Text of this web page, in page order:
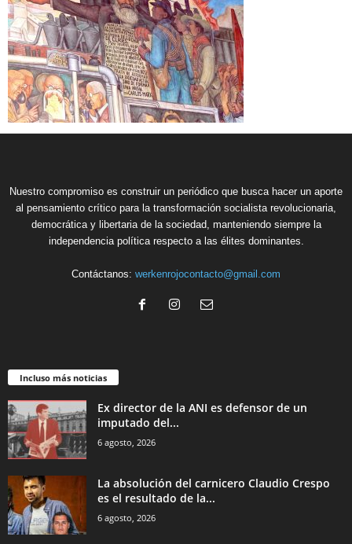
Nuestro compromiso es construir un periódico que busca hacer un aporte
al pensamiento crítico para la transformación socialista revolucionaria,
democrática y libertaria de la sociedad, manteniendo siempre la
independencia política respecto a las élites dominantes.
Contáctanos: werkenrojocontacto@gmail.com
Incluso más noticias
Ex director de la ANI es defensor de un
imputado del...
6 agosto, 2026
La absolución del carnicero Claudio Crespo
es el resultado de la...
6 agosto, 2026